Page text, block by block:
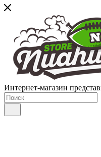
Интернет-магазин